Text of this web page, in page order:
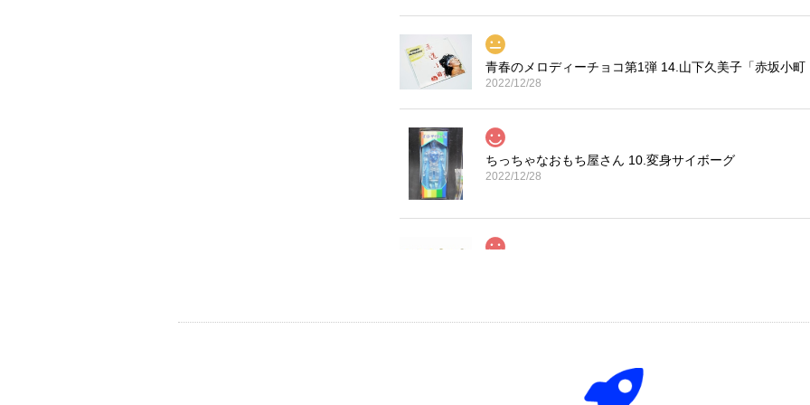
青春のメロディーチョコ第1弾 14.山下久美子「赤坂小町
2022/12/28
ちっちゃなおもち屋さん 10.変身サイボーグ
2022/12/28